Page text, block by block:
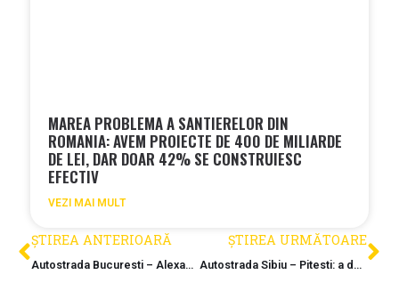
MAREA PROBLEMA A SANTIERELOR DIN
ROMANIA: AVEM PROIECTE DE 400 DE MILIARDE
DE LEI, DAR DOAR 42% SE CONSTRUIESC
EFECTIV
VEZI MAI MULT
ȘTIREA ANTERIOARĂ
Autostrada Bucuresti – Alexandria a primit avizul final si intra in linie dreapta pentru licitatie
ȘTIREA URMĂTOARE
Autostrada Sibiu – Pitesti: a doua galerie a tunelului Robesti a fost strapunsa. Ambele galerii, finalizate la o saptamana distanta